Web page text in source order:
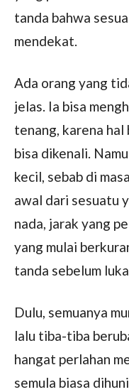
tanda bahwa
mendekat.
Ada orang yang
jelas. Ia bisa
tenang, karena
bisa dikenali.
kecil, sebab di
awal dari sesuatu
nada, jarak yang
yang mulai
tanda sebelum
Dulu, semuanya
lalu tiba-tiba
hangat perlahan
semula biasa